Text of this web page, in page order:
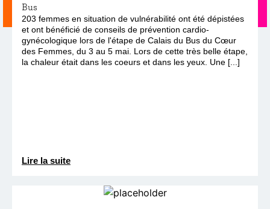
Bus
203 femmes en situation de vulnérabilité ont été dépistées
et ont bénéficié de conseils de prévention cardio-
gynécologique lors de l'étape de Calais du Bus du Cœur
des Femmes, du 3 au 5 mai. Lors de cette très belle étape,
la chaleur était dans les coeurs et dans les yeux. Une [...]
Lire la suite